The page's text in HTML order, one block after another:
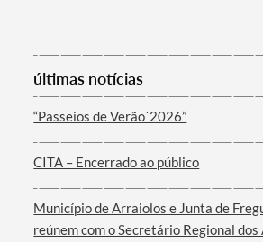
Termo de Pesquisa
últimas notícias
“Passeios de Verão´2026”
CITA – Encerrado ao público
Município de Arraiolos e Junta de
reúnem com o Secretário Regional dos